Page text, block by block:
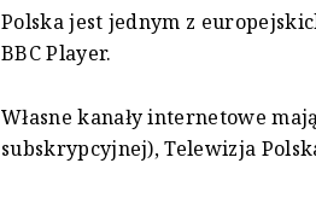
Polska jest jednym z
BBC Player.
Własne kanały internetowe
subskrypcyjnej), Telewizja